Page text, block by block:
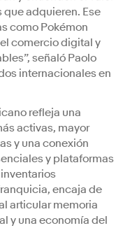
adquieren. Ese
como Pokémon
comercio digital y
señaló Paolo
internacionales en
refleja una
activas, mayor
y una conexión
y plataformas
encaja de
articular memoria
y una economía del